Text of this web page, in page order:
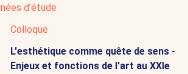
d’étude
Colloque
L'esthétique comme quête de sens -
Enjeux et fonctions de l'art au XXIe